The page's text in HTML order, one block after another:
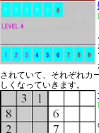
されていて、それぞれカ
しくなっていきます。